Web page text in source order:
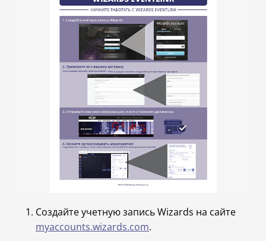
Создайте учетную запись Wizards на сайте
myaccounts.wizards.com.